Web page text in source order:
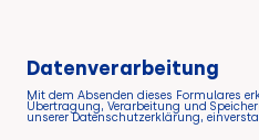
Mit dem Absenden dieses Formulares
Übertragung, Verarbeitung und
unserer Datenschutzerklärung,
Datenverarbeitung